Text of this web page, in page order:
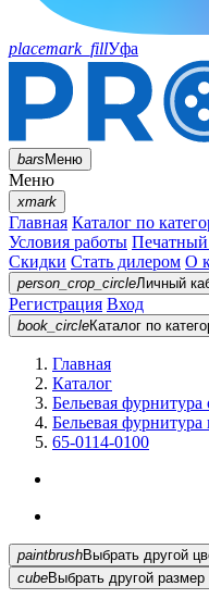
placemark_fillУфа
barsМеню
Меню
xmark
Главная Каталог по
Условия работы Печатный
Скидки Стать дилером О
person_crop_circleЛичный
Регистрация Вход
book_circleКаталог по
Главная
Каталог
Бельевая фурнитура
Бельевая фурнитура
65-0114-0100
paintbrush
Выбрать
cubeВыбрать другой размер